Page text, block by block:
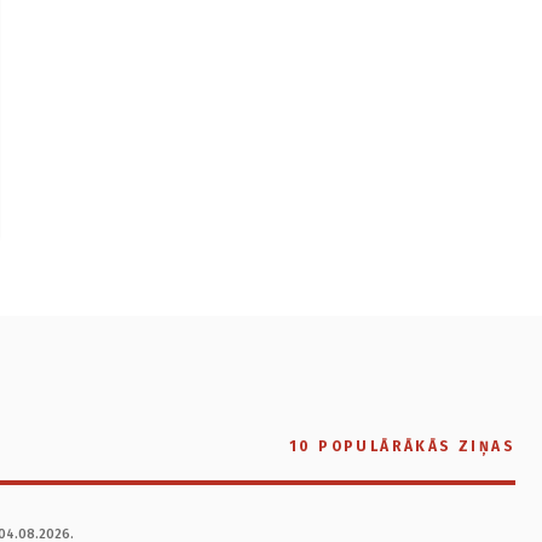
10 POPULĀRĀKĀS ZIŅAS